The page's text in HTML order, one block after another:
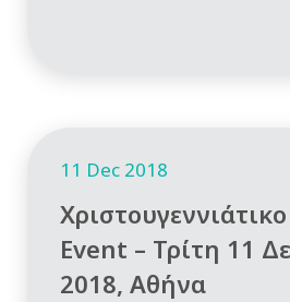
11 Dec 2018
Event – Τρίτη 11
2018, Αθήνα